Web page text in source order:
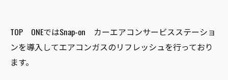
TOP ONEではSnap-on カーエアコンサービスステーショ
ンを導入してエアコンガスのリフレッシュを行っており
ます。